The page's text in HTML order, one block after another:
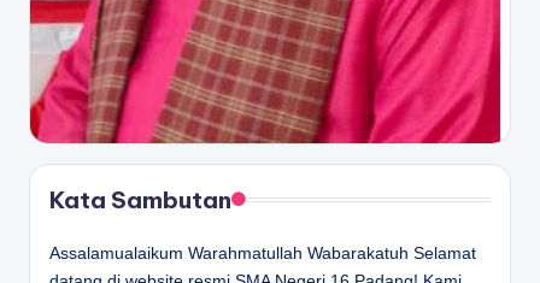
Kata Sambutan
Assalamualaikum Warahmatullah Wabarakatuh Selamat